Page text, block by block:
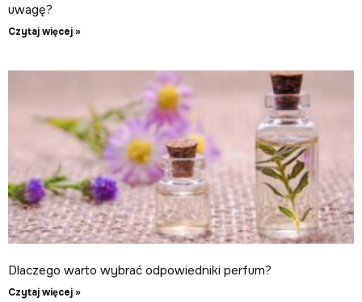
uwagę?
Czytaj więcej »
Dlaczego warto wybrać odpowiedniki perfum?
Czytaj więcej »